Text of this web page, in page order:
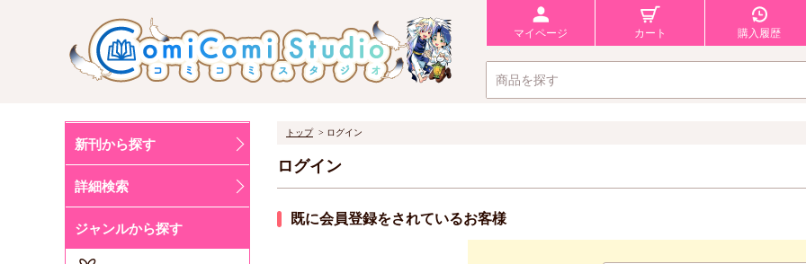
マイページ カート 購入履歴
新刊から探す
詳細検索
ジャンルから探す
トップ ログイン
ログイン
既に会員登録をされているお客様